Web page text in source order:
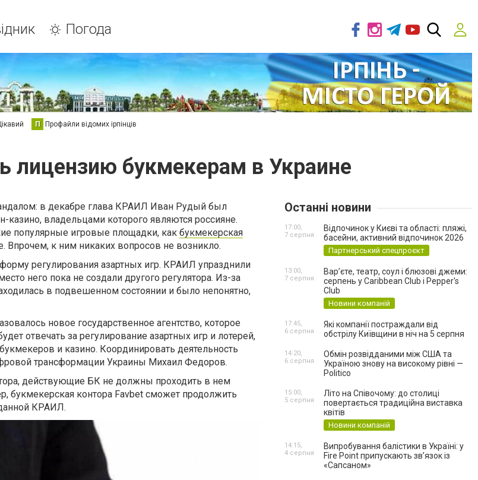
Погода
П Профайли відомих ірпінців
лицензию букмекерам в Украине
в декабре глава КРАИЛ Иван Рудый был
казино, владельцами которого являются россияне.
популярные игровые площадки, как букмекерская
Впрочем, к ним никаких вопросов не возникло.
регулирования азартных игр. КРАИЛ упразднили
него пока не создали другого регулятора. Из-за
в подвешенном состоянии и было непонятно,
новое государственное агентство, которое
отвечать за регулирование азартных игр и лотерей,
и казино. Координировать деятельность
трансформации Украины Михаил Федоров.
действующие БК не должны проходить в нем
букмекерская контора Favbet сможет продолжить
КРАИЛ.
Останні новини
Відпочинок у Києві та області: пляжі,
басейни, активний відпочинок 2026
Партнерський спецпроєкт
17:00,
7 серпня
Вар’єте, театр, соул і блюзові джеми:
серпень у Caribbean Club і Pepper's
Club
Новини компаній
13:00,
7 серпня
Які компанії постраждали від
обстрілу Київщини в ніч на 5 серпня
17:45,
6 серпня
Обмін розвідданими між США та
Україною знову на високому рівні —
Politico
14:20,
6 серпня
Літо на Співочому: до столиці
повертається традиційна виставка
квітів
Новини компаній
15:00,
5 серпня
Випробування балістики в Україні: у
Fire Point припускають зв’язок із
«Сапсаном»
14:15,
4 серпня